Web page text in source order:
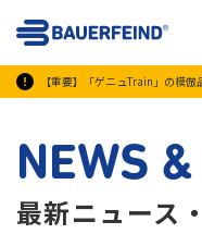
【重要】「ゲニュTrain」の模
NEWS
最新ニュース